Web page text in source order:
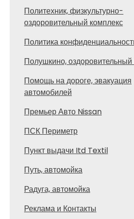
Политехник, физкультурно-
оздоровительный комплекс
Политика
Полушкино, оздоровительный
Помощь на дороге, эвакуация
автомобилей
Премьер Авто Nissan
ПСК Периметр
Пункт выдачи Itd Textil
Путь, автомойка
Радуга, автомойка
Реклама и Контакты